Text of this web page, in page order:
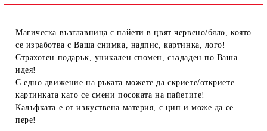
Магическа възглавница с пайети в цвят червено/бяло, която
се изработва с Ваша снимка, надпис, картинка, лого!
Страхотен подарък, уникален спомен, създаден по Ваша
идея!
С едно движение на ръката можете да скриете/откриете
картинката като се смени посоката на пайетите!
Калъфката е от изкуствена материя, с цип и може да се
пере!